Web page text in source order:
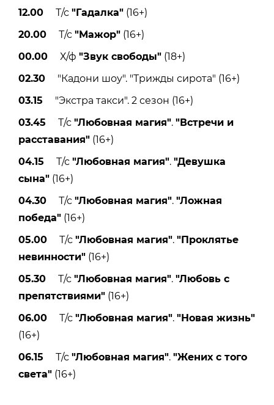
12.00 Т/с "Гадалка" (16+)
20.00 Т/с "Мажор" (16+)
00.00 Х/ф "Звук свободы" (18+)
02.30 "Кадони шоу". "Трижды сирота" (16+)
03.15 "Экстра такси". 2 сезон (16+)
03.45 Т/с "Любовная магия". "Встречи и
расставания" (16+)
04.15 Т/с "Любовная магия". "Девушка
сына" (16+)
04.30 Т/с "Любовная магия". "Ложная
победа" (16+)
05.00 Т/с "Любовная магия". "Проклятье
невинности" (16+)
05.30 Т/с "Любовная магия". "Любовь с
препятствиями" (16+)
06.00 Т/с "Любовная магия". "Новая жизнь"
(16+)
06.15 Т/с "Любовная магия". "Жених с того
света" (16+)